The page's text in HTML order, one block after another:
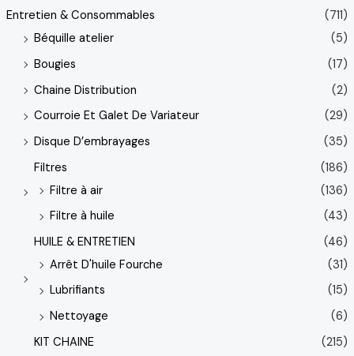
Entretien & Consommables
(711)
Béquille atelier
(5)
Bougies
(17)
Chaine Distribution
(2)
Courroie Et Galet De Variateur
(29)
Disque D’embrayages
(35)
Filtres
(186)
Filtre à air
(136)
Filtre à huile
(43)
HUILE & ENTRETIEN
(46)
Arrêt D'huile Fourche
(31)
Lubrifiants
(15)
Nettoyage
(6)
KIT CHAINE
(215)